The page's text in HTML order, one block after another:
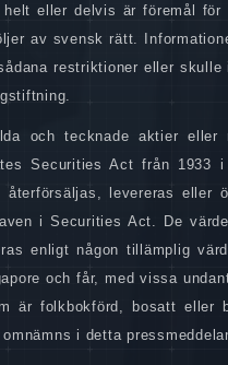
eller delvis är föremål
av svensk rätt.
restriktioner eller
och tecknade aktier
Securities Act från 1933
återförsäljas, levereras
i Securities Act. De
enligt någon tillämplig
och får, med vissa
är folkbokförd, bosatt eller
i detta